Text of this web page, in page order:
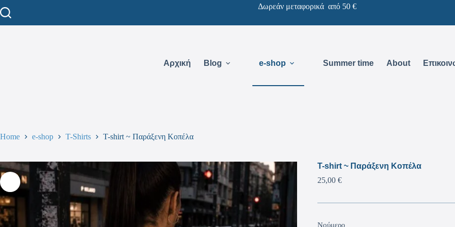
Δωρεάν μεταφορικά από 50 €
Αρχική Blog e-shop Summer time About
Home e-shop T-Shirts T-shirt ~ Παράξενη Κοπέλα
T-shirt ~ Παράξενη Κοπέλα
25,00 €
Νούμερο